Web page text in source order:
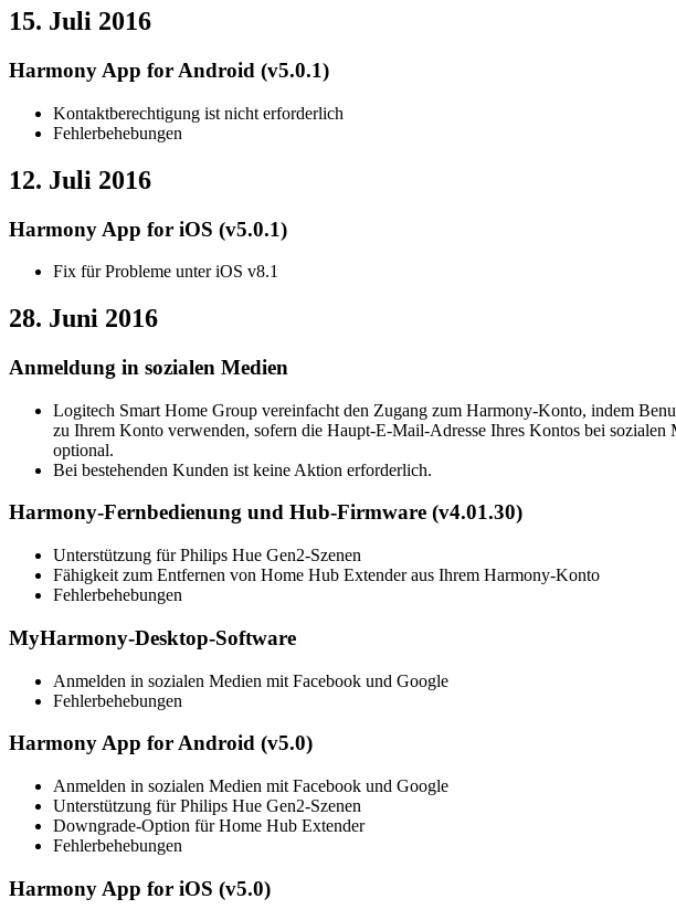
15. Juli 2016
Harmony App for Android (v5.0.1)
Kontaktberechtigung ist nicht erforderlich
Fehlerbehebungen
12. Juli 2016
Harmony App for iOS (v5.0.1)
Fix für Probleme unter iOS v8.1
28. Juni 2016
Anmeldung in sozialen Medien
Logitech Smart Home Group vereinfacht den Zugang zum Harmony-Konto, indem
zu Ihrem Konto verwenden, sofern die Haupt-E-Mail-Adresse Ihres Kontos bei
optional.
Bei bestehenden Kunden ist keine Aktion erforderlich.
Harmony-Fernbedienung und Hub-Firmware (v4.01.30)
Unterstützung für Philips Hue Gen2-Szenen
Fähigkeit zum Entfernen von Home Hub Extender aus Ihrem Harmony-Konto
Fehlerbehebungen
MyHarmony-Desktop-Software
Anmelden in sozialen Medien mit Facebook und Google
Fehlerbehebungen
Harmony App for Android (v5.0)
Anmelden in sozialen Medien mit Facebook und Google
Unterstützung für Philips Hue Gen2-Szenen
Downgrade-Option für Home Hub Extender
Fehlerbehebungen
Harmony App for iOS (v5.0)